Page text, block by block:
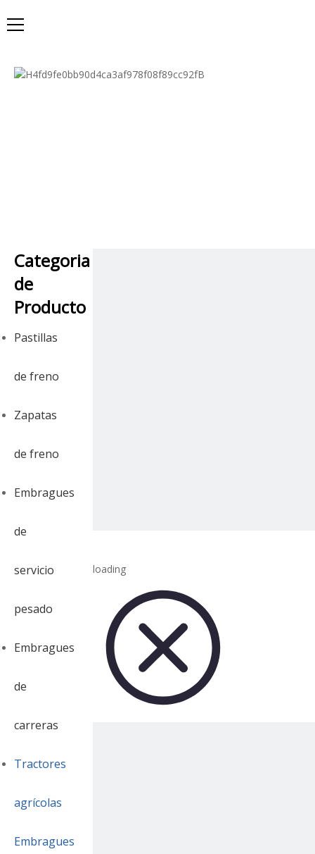
Categoria
de
Producto
Pastillas
de freno
Zapatas
de freno
Embragues
de
servicio
pesado
Embragues
de
carreras
Tractores
agrícolas
Embragues
loading